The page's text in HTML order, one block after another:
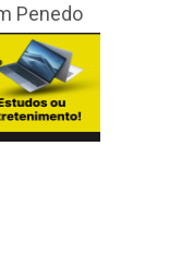
Penedo